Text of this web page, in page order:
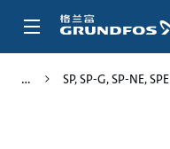
SP, SP-G, SP-NE, SPE